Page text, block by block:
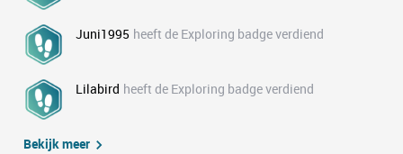
Juni1995 heeft de Exploring badge verdiend
Lilabird heeft de Exploring badge verdiend
Bekijk meer